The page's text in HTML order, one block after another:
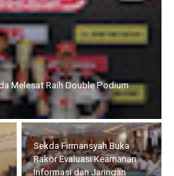
Kota Batam, Ajak